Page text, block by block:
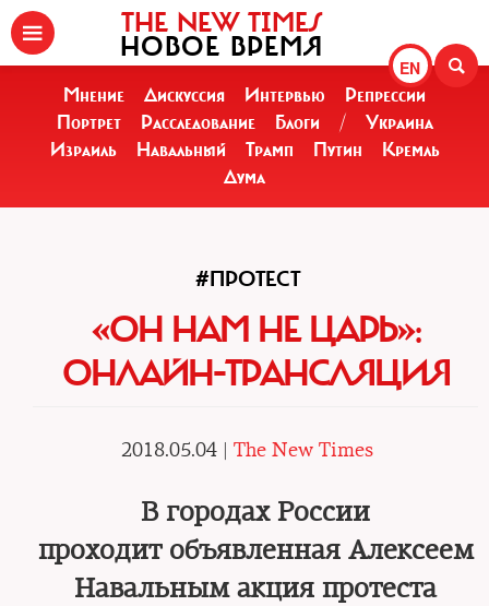
EN
THE NEW TIMES
НОВОЕ ВРЕМЯ
Мнение Дискуссия Интервью
Репрессии
Портрет
Расследование Блоги /
Украина
Израиль
Навальный Трамп Путин
Кремль
Дума
#ПРОТЕСТ
«ОН НАМ НЕ ЦАРЬ»:
ОНЛАЙН-ТРАНСЛЯЦИЯ
2018.05.04 | The New Times
В городах России
проходит объявленная Алексеем
Навальным акция протеста